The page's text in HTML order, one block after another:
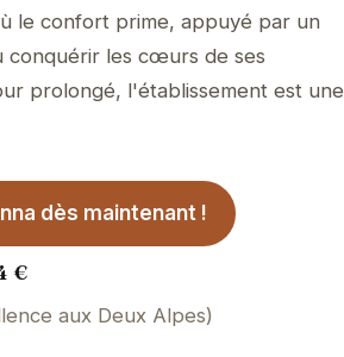
le confort prime, appuyé par un
conquérir les cœurs de ses
prolongé, l'établissement est une
dès maintenant !
€
aux Deux Alpes)